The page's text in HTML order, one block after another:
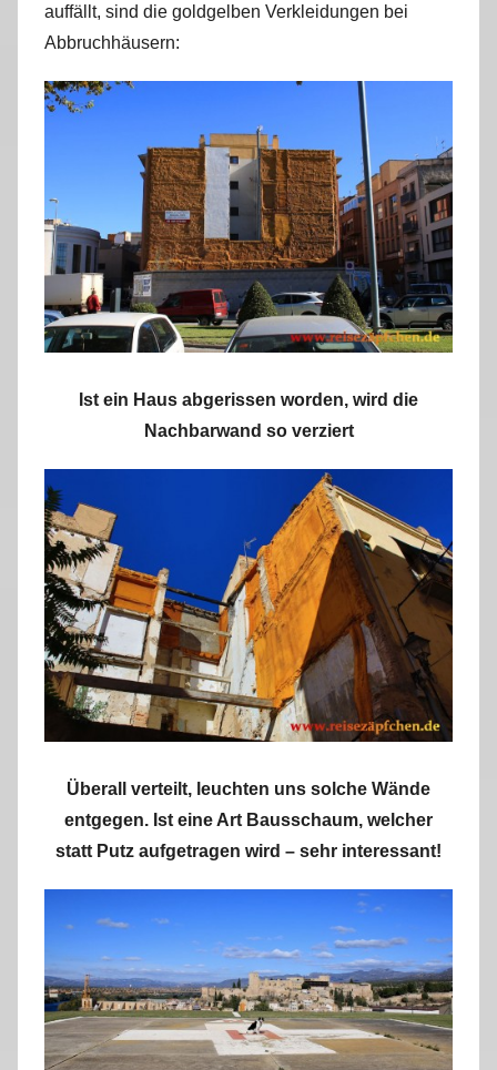
auffällt, sind die goldgelben Verkleidungen bei
Abbruchhäusern:
Ist ein Haus abgerissen worden, wird die
Nachbarwand so verziert
Überall verteilt, leuchten uns solche Wände
entgegen. Ist eine Art Bausschaum, welcher
statt Putz aufgetragen wird – sehr interessant!